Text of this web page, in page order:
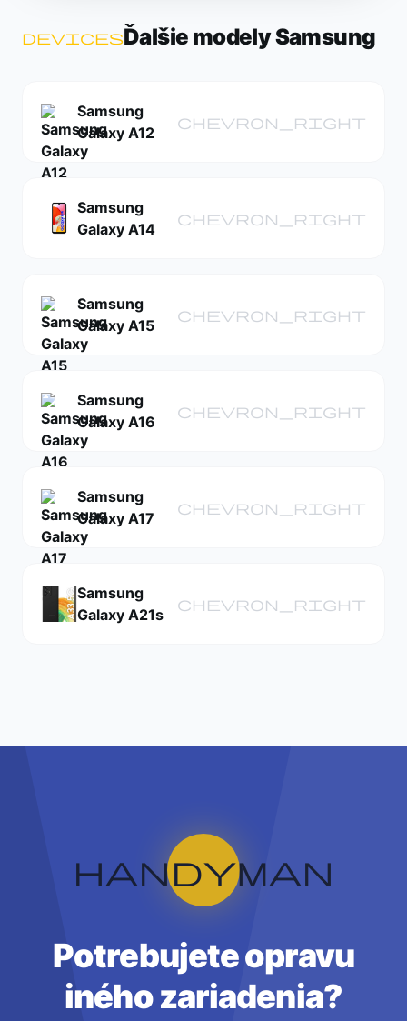
devicesĎalšie modely Samsung
Samsung
Galaxy A12
chevron_right
Samsung
Galaxy A14
chevron_right
Samsung
Galaxy A15
chevron_right
Samsung
Galaxy A16
chevron_right
Samsung
Galaxy A17
chevron_right
Samsung
Galaxy A21s
chevron_right
handyman
Potrebujete opravu
iného zariadenia?